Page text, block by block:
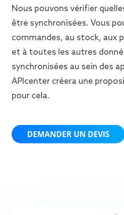
Nous pouvons vérifier
être synchronisées. Vous
commandes, au stock, aux
et à toutes les autres
synchronisées au sein des
APIcenter créera une
pour cela.
DEMANDER UN DEVIS